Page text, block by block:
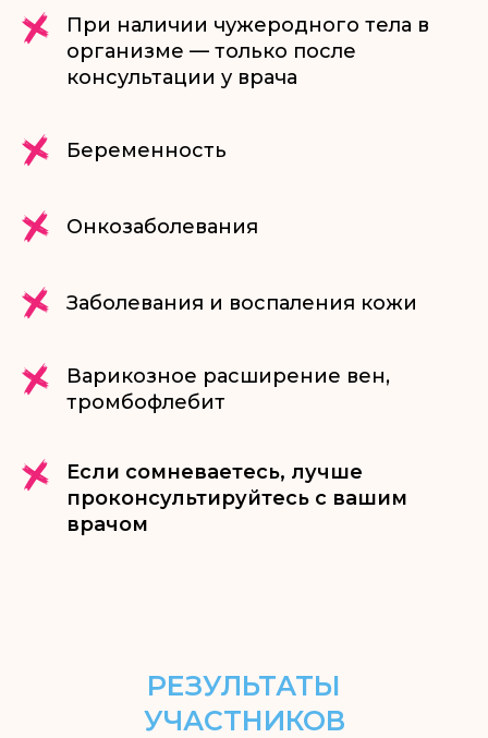
При наличии чужеродного тела в
организме — только после
консультации у врача
Беременность
Онкозаболевания
Заболевания и воспаления кожи
Варикозное расширение вен,
тромбофлебит
Если сомневаетесь, лучше
проконсультируйтесь с вашим
врачом
РЕЗУЛЬТАТЫ
УЧАСТНИКОВ